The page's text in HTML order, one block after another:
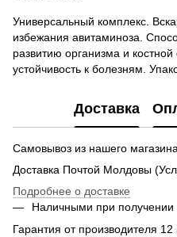
Универсальный комплекс.
избежания авитаминоза.
развитию организма и
устойчивость к болезням.
Доставка
Самовывоз из нашего
Доставка Почтой Молдовы
Подробнее о доставке
Наличными при получении
Гарантия от производителя